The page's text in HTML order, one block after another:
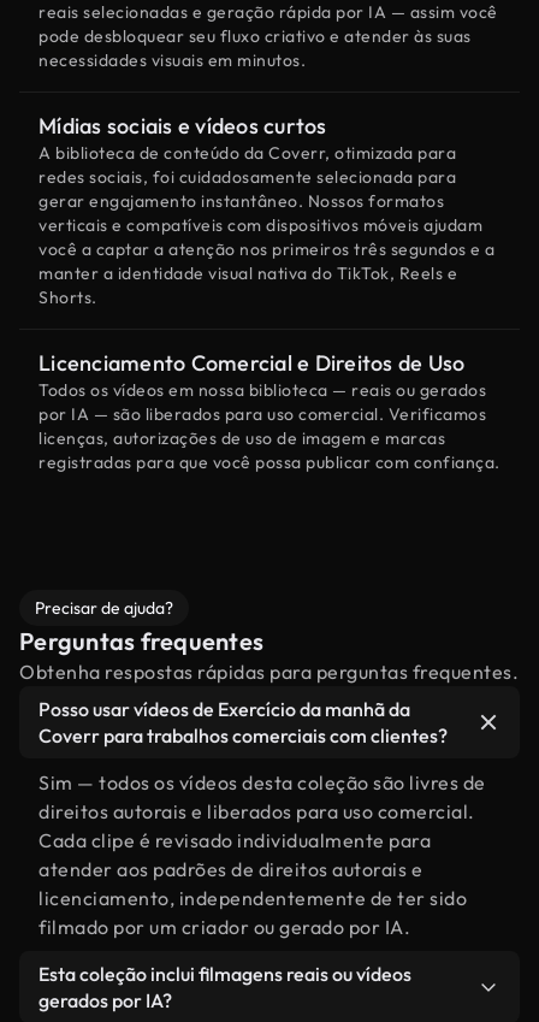
reais selecionadas e geração rápida por IA — assim você
pode desbloquear seu fluxo criativo e atender às suas
necessidades visuais em minutos.
Mídias sociais e vídeos curtos
A biblioteca de conteúdo da Coverr, otimizada para
redes sociais, foi cuidadosamente selecionada para
gerar engajamento instantâneo. Nossos formatos
verticais e compatíveis com dispositivos móveis ajudam
você a captar a atenção nos primeiros três segundos e a
manter a identidade visual nativa do TikTok, Reels e
Shorts.
Licenciamento Comercial e Direitos de Uso
Todos os vídeos em nossa biblioteca — reais ou gerados
por IA — são liberados para uso comercial. Verificamos
licenças, autorizações de uso de imagem e marcas
registradas para que você possa publicar com confiança.
Precisar de ajuda?
Perguntas frequentes
Obtenha respostas rápidas para perguntas frequentes.
Posso usar vídeos de Exercício da manhã da
Coverr para trabalhos comerciais com clientes?
Sim — todos os vídeos desta coleção são livres de
direitos autorais e liberados para uso comercial.
Cada clipe é revisado individualmente para
atender aos padrões de direitos autorais e
licenciamento, independentemente de ter sido
filmado por um criador ou gerado por IA.
Esta coleção inclui filmagens reais ou vídeos
gerados por IA?